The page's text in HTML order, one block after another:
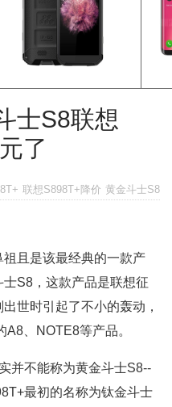
士S8联想
了
联想S898T+降价 黄金斗士S8
且是该最经典的一款产
S8，这款产品是联想征
世时引起了不小的轰动，
、NOTE8等产品。
并不能称为黄金斗士S8--
最初的名称为钛金斗士